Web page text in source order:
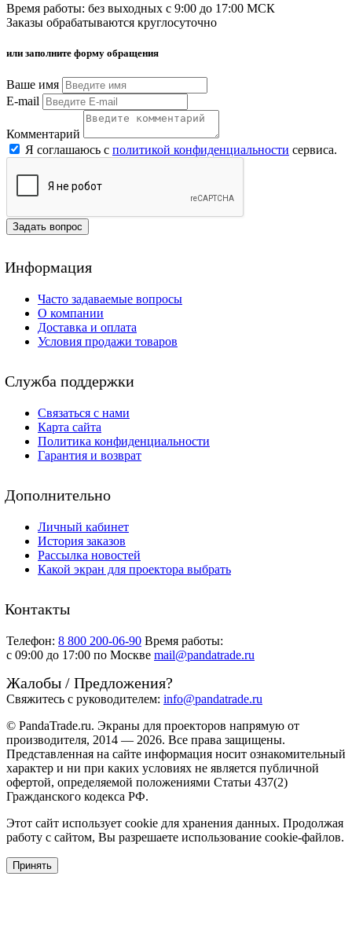
Время работы: без выходных с 9:00 до 17:00 МСК
Заказы обрабатываются круглосуточно
или заполните форму обращения
Ваше имя
E-mail
Комментарий
Я соглашаюсь с политикой конфиденциальности сервиса.
Задать вопрос
Информация
Часто задаваемые вопросы
О компании
Доставка и оплата
Условия продажи товаров
Служба поддержки
Связаться с нами
Карта сайта
Политика конфиденциальности
Гарантия и возврат
Дополнительно
Личный кабинет
История заказов
Рассылка новостей
Какой экран для проектора выбрать
Контакты
Телефон: 8 800 200-06-90 Время работы:
c 09:00 до 17:00 по Москве mail@pandatrade.ru
Жалобы / Предложения?
Свяжитесь с руководителем: info@pandatrade.ru
© PandaTrade.ru. Экраны для проекторов напрямую от
производителя, 2014 — 2026. Все права защищены.
Представленная на сайте информация носит ознакомительный
характер и ни при каких условиях не является публичной
офертой, определяемой положениями Статьи 437(2)
Гражданского кодекса РФ.
Этот сайт использует cookie для хранения данных. Продолжая
работу с сайтом, Вы разрешаете использование cookie-файлов.
Принять